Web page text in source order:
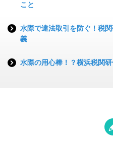
こと
水際で違法取引を防ぐ！税
義
水際の用心棒！？横浜税関